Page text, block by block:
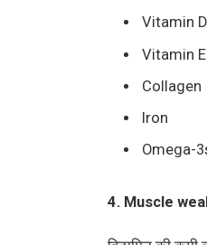
Vitamin D
Vitamin E
Collagen
Iron
Omega-
4. Muscle